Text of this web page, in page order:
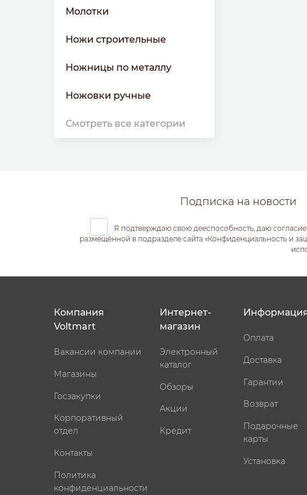
Молотки
Ножи строительные
Ножницы по металлу
Ножовки ручные
Смотреть все категории
Подписка на новости
Я подтверждаю свою дееспособность, даю
размещённой в подразделе сайта «Конфиденциальность и
Компания
Voltmart
Вакансии компании
Магазины
Госзакупки
Корпоративный
отдел
Контакты
Политика
конфиденциальности
Интернет-
магазин
Электронный
каталог
Обзоры
Акции
Кредит
Оплата
Доставка
Гарантии
Возврат
Подарочные
карты
Установка